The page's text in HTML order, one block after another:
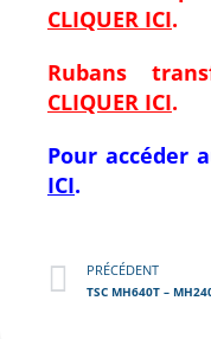
CLIQUER ICI.
Rubans
CLIQUER ICI.
Pour accéder
ICI.
PRÉCÉDENT